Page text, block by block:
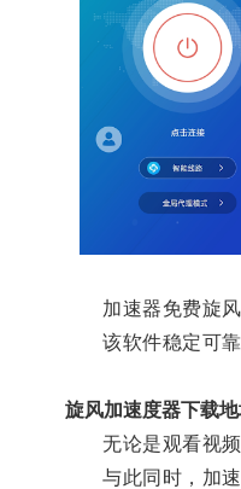
加速器免费旋风
该软件稳定可靠
旋风加速度器下载
无论是观看视频
与此同时，加速